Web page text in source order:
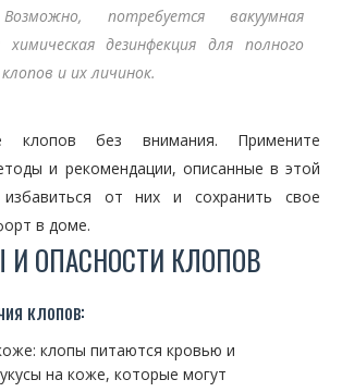
потребуется вакуумная
дезинфекция для полного
и их личинок.
клопов без внимания. Примените
и рекомендации, описанные в этой
от них и сохранить свое
в доме.
ОПАСНОСТИ КЛОПОВ
клопов:
клопы питаются кровью и
на коже, которые могут